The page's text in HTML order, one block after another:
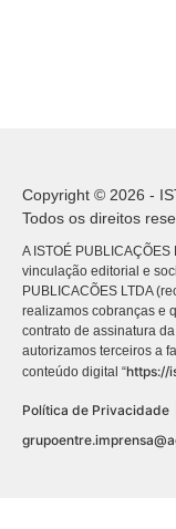
Copyright © 2026 -
Todos os direitos
A ISTOÉ
vinculação editorial e
PUBLICACÕES LTDA
realizamos cobranças e
contrato de assinatura
autorizamos terceiros a
conteúdo digital “https://
Política de Privacidade